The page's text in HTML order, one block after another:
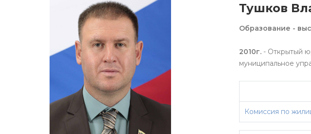
Тушков
Образование -
2010г. - Открытый
муниципальное
Комиссия по